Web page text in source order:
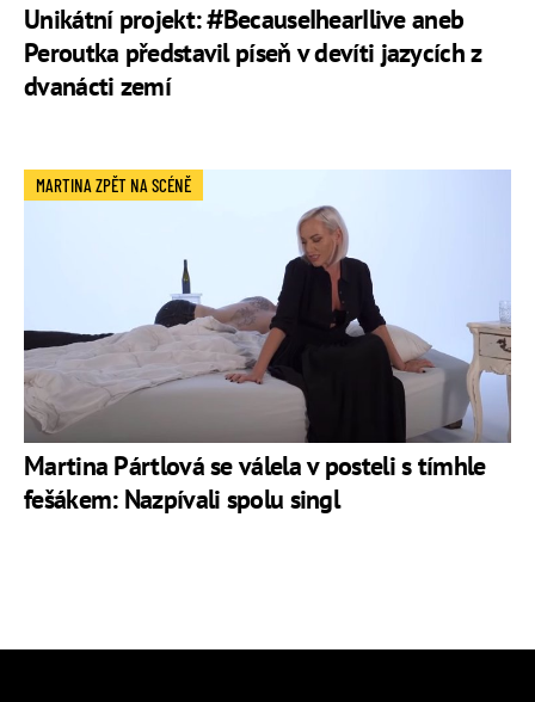
Unikátní projekt: #BecauseIhearIlive aneb
Peroutka představil píseň v devíti jazycích z
dvanácti zemí
Martina Pártlová se válela v posteli s tímhle
fešákem: Nazpívali spolu singl
MARTINA ZPĚT NA SCÉNĚ